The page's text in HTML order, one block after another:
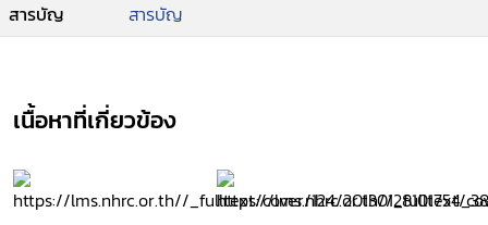
สารบัญ สารบัญ
เนื้อหาที่เกี่ยวข้อง